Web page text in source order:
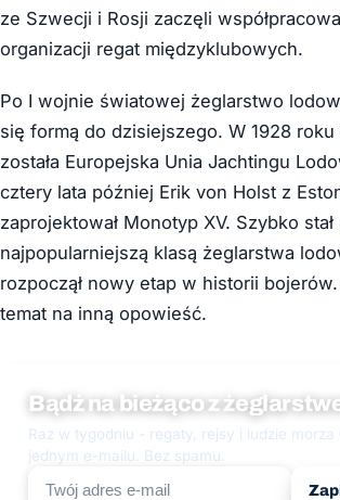
ze Szwecji i Rosji zaczęli
organizacji regat międzyklubowych.
Po I wojnie światowej żeglarstwo
się formą do dzisiejszego. W 1928 roku
została Europejska Unia Jachtingu
cztery lata później Erik von Holst z
zaprojektował Monotyp XV. Szybko
najpopularniejszą klasą żeglarstwa
rozpoczął nowy etap w historii
temat na inną opowieść.
Bądź na bieżąco z
Raz w tygodniu - regaty, rejsy i ludzie morza
jednym e-mailu. Bez spamu.